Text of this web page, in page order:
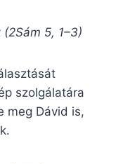
5, 1–3)
szolgálatára
meg Dávid is,